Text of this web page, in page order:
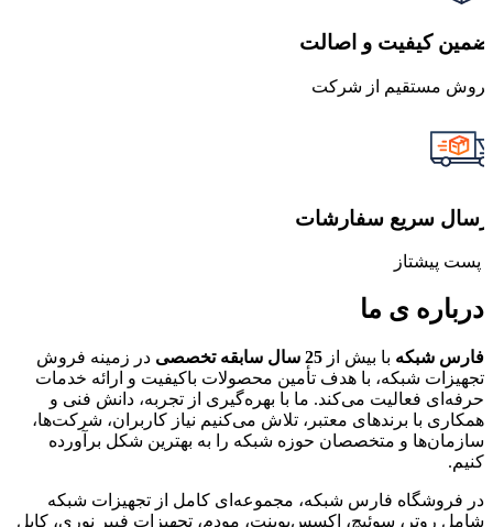
کیفیت و اصالت
مستقیم از شرکت
سریع سفارشات
پست پیشتاز
درباره ی ما
فارس شبکه با بیش از 25 سال سابقه تخصصی
در زمینه فروش
تجهیزات شبکه، با هدف تأمین محصولات باکیفیت و ارائه خدمات
حرفه‌ای فعالیت می‌کند. ما با بهره‌گیری از تجربه، دانش فنی و
همکاری با برندهای معتبر، تلاش می‌کنیم نیاز کاربران، شرکت‌ها،
سازمان‌ها و متخصصان حوزه شبکه را به بهترین شکل برآورده
کنیم.
در فروشگاه فارس شبکه، مجموعه‌ای کامل از تجهیزات شبکه
شامل روتر، سوئیچ، اکسس‌پوینت، مودم، تجهیزات فیبر نوری، کابل